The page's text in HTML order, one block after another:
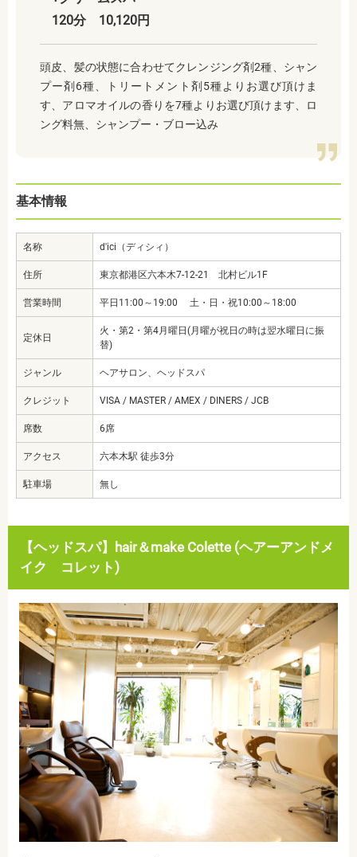
120分 10,120円
頭皮、髪の状態に合わせてクレンジング剤2種、シャン
プー剤6種、トリートメント剤5種よりお選び頂けま
す、アロマオイルの香りを7種よりお選び頂けます、ロ
ング料無、シャンプー・ブロー込み
基本情報
名称 d'ici（ディシィ）
住所 東京都港区六本木7-12-21 北村ビル1F
営業時間 平日11:00～19:00 土・日・祝10:00～18:00
定休日
火・第2・第4月曜日(月曜が祝日の時は翌水曜日に振
替)
ジャンル ヘアサロン、ヘッドスパ
クレジット VISA / MASTER / AMEX / DINERS / JCB
席数 6席
アクセス 六本木駅 徒歩3分
駐車場 無し
【ヘッドスパ】hair＆make Colette (ヘアーアンドメ
イク コレット)